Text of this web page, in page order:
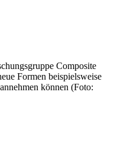
Composite
Formen beispielsweise
können (Foto: